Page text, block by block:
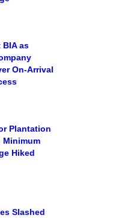
BIA as
On-Arrival
Plantation
Minimum
Hiked
Slashed